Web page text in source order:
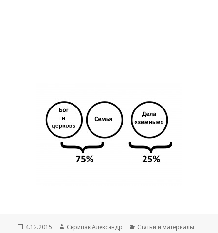
Опубліковано
4.12.2015 Автор
Скрипак Александр Категорії
Cтатьи и материалы